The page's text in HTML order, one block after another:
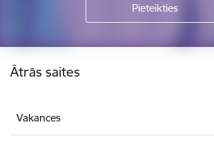
Kājene
Ātrās saites
Vakances